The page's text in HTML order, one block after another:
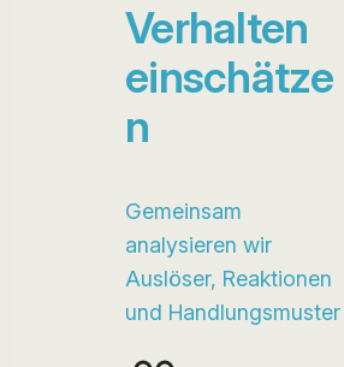
Verhalten
einschätze
n
Gemeinsam
analysieren wir
Auslöser, Reaktionen
und Handlungsmuster